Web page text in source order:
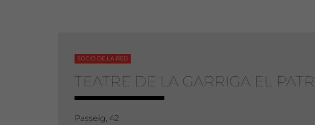
SOCIO DE LA RED
TEATRE DE LA GARRIGA EL
Passeig, 42